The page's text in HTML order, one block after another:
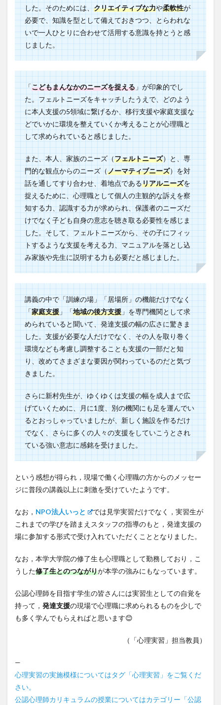
した。そのためには、クリエイティブな力や柔軟性が
必要で、知識を型として備えておきつつ、とらわれな
いで一人ひとりに合わせて活用する意識を持とうと感
じました。
「こどもまんなかのニーズを捉える」が印象的でし
た。フェルトニーズをキャッチしたうえで、どのよう
に本人支援の5領域に繋げるか、移行支援や家庭支援な
どでいかに環境を整えていくか考えることが心理職と
して求められていると感じました。
また、本人、家族のニーズ（フェルトニーズ）と、専
門的な観点からのニーズ（ノーマティブニーズ）を対
話を通してすり合わせ、着地点であるリアルニーズを
捉えるために、心理職として個人の主観的な訴えを察
知する力、認識する力が求められ、保護者のニーズだ
けでなく子ども自身の意志を聴き取る必要性を感じま
した。そして、フェルトニーズから、その子にフィッ
トするような支援を考える力、マニュアルを落とし込
み家族や先生に説明する力も必要だと感じました。
講義の中で「訓練の場」「居場所」の機能だけでなく
「家庭支援」「地域の後方支援」を専門機関として求
められていると聞いて、発達支援の幅の広さに驚きま
した。支援が必要な人だけでなく、その人を取り巻く
環境なども考慮し調整することも支援の一部だと知
り、改めてさまざまな要因が関わっているのだと気づ
きました。
さらに新村先生が、ゆくゆくは支援の幅を成人まで広
げていくために、月に1度、別の機関にも足を運んでい
るとおっしゃっていましたが、新しく施設を作るだけ
でなく、さらに多くの人々の支援をしていこうとされ
ている強い意志に感銘を受けました。
という感想が得られ，現場で働く心理職の方からのメッセー
ジに普段の講義以上に刺激を受けていたようです。
なお， NPO法人いっと
では見学実習だけでなく，実習生が
これまでの学びを踏まえスタッフの指導のもと，発達支援の
場に参加する形式で受け入れていただくこととなりました。
なお，本学大学院の修了生も心理職として勤務しており，こ
うした修了生とのつながりが本学の強みにもなっています。
公認心理師を目指す学生の皆さんには実習生としての自覚を
持って， 発達支援の現場で心理職に求められるものを少しで
も多く学んでもらえればと思います😊
（「心理実習」担当教員）
—
心理実習の実施模様についてはタグ「心理実習」をご覧くだ
さい。
公認心理師カリキュラムの授業についてはカテゴリー「公認